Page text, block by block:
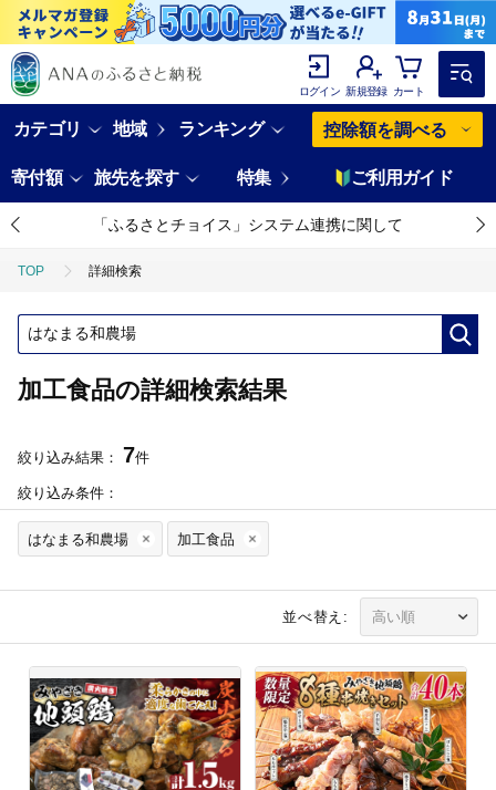
ログイン 新規登録 カート
カテゴリ 地域 ランキング 控除額を調べる
寄付額 旅先を探す 特集 ご利用ガイド
「ふるさとチョイス」システム連携に関して
TOP 詳細検索
加工食品の詳細検索結果
絞り込み結果： 7件
絞り込み条件：
はなまる和農場 加工食品
並べ替え: